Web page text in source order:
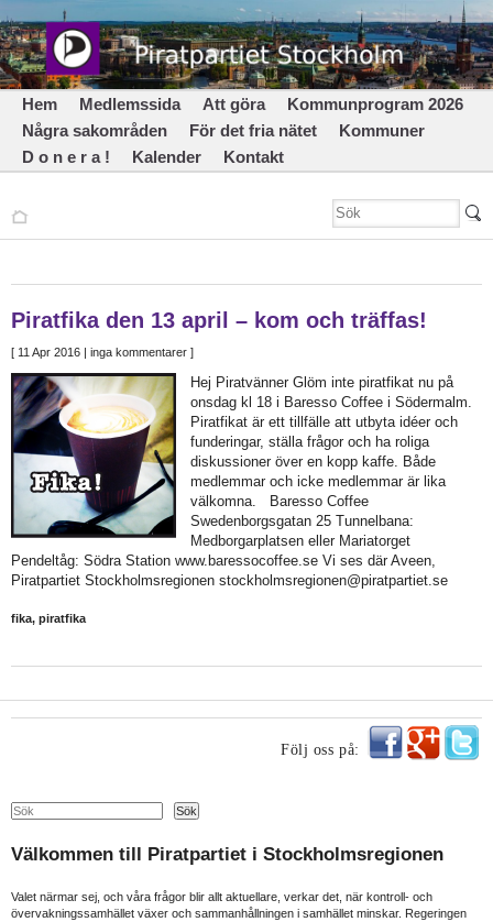
Hem Medlemssida Att göra
Kommunprogram 2026
Några sakområden
För det fria nätet
Kommuner
D o n e r a !
Kalender Kontakt
Piratfika den 13 april – kom och träffas!
[ 11 Apr 2016 | inga kommentarer ]
Hej Piratvänner Glöm inte piratfikat nu på
onsdag kl 18 i Baresso Coffee i Södermalm.
Piratfikat är ett tillfälle att utbyta idéer och
funderingar, ställa frågor och ha roliga
diskussioner över en kopp kaffe. Både
medlemmar och icke medlemmar är lika
välkomna. Baresso Coffee
Swedenborgsgatan 25 Tunnelbana:
Medborgarplatsen eller Mariatorget
Pendeltåg: Södra Station www.baressocoffee.se Vi ses där Aveen,
Piratpartiet Stockholmsregionen stockholmsregionen@piratpartiet.se
fika, piratfika
Följ oss på:
Search Sök
Välkommen till Piratpartiet i Stockholmsregionen
Valet närmar sej, och våra frågor blir allt aktuellare, verkar det, när kontroll- och
övervakningssamhället växer och sammanhållningen i samhället minskar. Regeringen